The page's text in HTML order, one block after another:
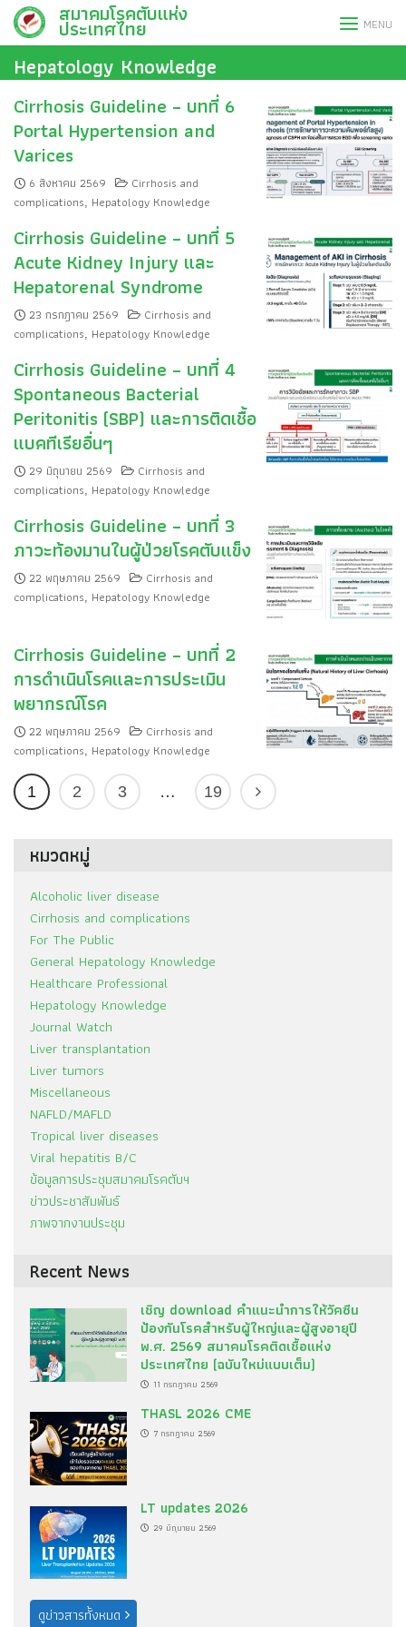
Skip
content
สมาคมโรคตับแห่ง
ประเทศไทย MENU
Hepatology Knowledge
Cirrhosis Guideline – บทที่ 6
Portal Hypertension and
Varices
6 สิงหาคม 2569
Cirrhosis and
complications, Hepatology Knowledge
Cirrhosis Guideline – บทที่ 5
Acute Kidney Injury และ
Hepatorenal Syndrome
23 กรกฎาคม 2569
Cirrhosis and
complications, Hepatology Knowledge
Cirrhosis Guideline – บทที่ 4
Spontaneous Bacterial
Peritonitis (SBP) และการติดเชื้อ
แบคทีเรียอื่นๆ
29 มิถุนายน 2569
Cirrhosis and
complications, Hepatology Knowledge
Cirrhosis Guideline – บทที่ 3
ภาวะท้องมานในผู้ป่วยโรคตับแข็ง
22 พฤษภาคม 2569
Cirrhosis and
complications, Hepatology Knowledge
Cirrhosis Guideline – บทที่ 2
การดำเนินโรคและการประเมิน
พยากรณ์โรค
22 พฤษภาคม 2569
Cirrhosis and
complications, Hepatology Knowledge
1 2 3 … 19
หมวดหมู่
Alcoholic liver disease
Cirrhosis and complications
For The Public
General Hepatology Knowledge
Healthcare Professional
Hepatology Knowledge
Journal Watch
Liver transplantation
Liver tumors
Miscellaneous
NAFLD/MAFLD
Tropical liver diseases
Viral hepatitis B/C
ข้อมูลการประชุมสมาคมโรคตับฯ
ข่าวประชาสัมพันธ์
ภาพจากงานประชุม
Recent News
เชิญ download คำแนะนำการให้วัคซีน
ป้องกันโรคสำหรับผู้ใหญ่และผู้สูงอายุปี
พ.ศ. 2569 สมาคมโรคติดเชื้อแห่ง
ประเทศไทย (ฉบับใหม่แบบเต็ม)
11 กรกฎาคม 2569
THASL 2026 CME
7 กรกฎาคม 2569
LT updates 2026
29 มิถุนายน 2569
ดูข่าวสารทั้งหมด